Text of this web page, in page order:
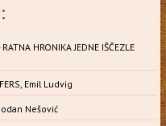
HRONIKA JEDNE IŠČEZLE
Emil Ludvig
Nešović